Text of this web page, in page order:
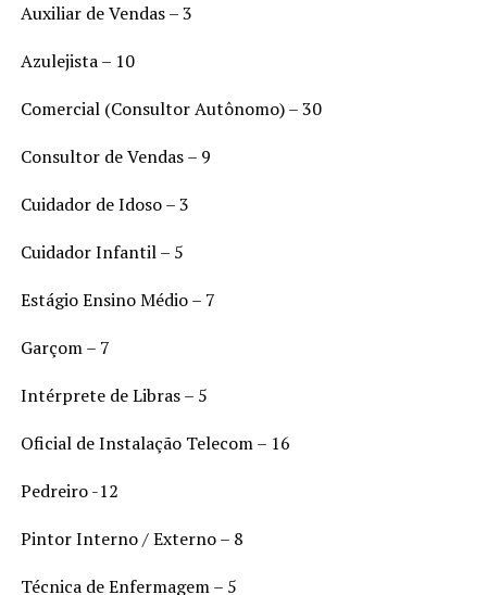
Auxiliar de Vendas – 3
Azulejista – 10
Comercial (Consultor Autônomo) – 30
Consultor de Vendas – 9
Cuidador de Idoso – 3
Cuidador Infantil – 5
Estágio Ensino Médio – 7
Garçom – 7
Intérprete de Libras – 5
Oficial de Instalação Telecom – 16
Pedreiro -12
Pintor Interno / Externo – 8
Técnica de Enfermagem – 5